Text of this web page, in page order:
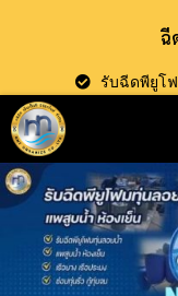
ฉี
รับฉีดพียูโ